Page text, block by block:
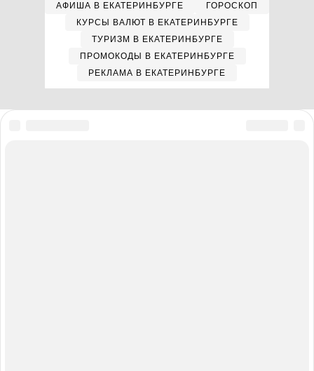
АФИША В ЕКАТЕРИНБУРГЕ
ГОРОСКОП
КУРСЫ ВАЛЮТ В ЕКАТЕРИНБУРГЕ
ТУРИЗМ В ЕКАТЕРИНБУРГЕ
ПРОМОКОДЫ В ЕКАТЕРИНБУРГЕ
РЕКЛАМА В ЕКАТЕРИНБУРГЕ